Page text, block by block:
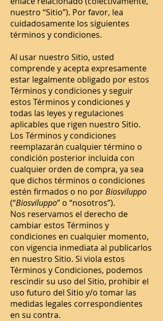
nuestro “Sitio”). Por favor, lea
cuidadosamente los siguientes
términos y condiciones.
Al usar nuestro Sitio, usted
comprende y acepta expresamente
estar legalmente obligado por estos
Términos y condiciones y seguir
estos Términos y condiciones y
todas las leyes y regulaciones
aplicables que rigen nuestro Sitio.
Los Términos y condiciones
reemplazarán cualquier término o
condición posterior incluida con
cualquier orden de compra, ya sea
que dichos términos o condiciones
estén firmados o no porBiosviluppo
(“Biosviluppo” o “nosotros”).
Nos reservamos el derecho de
cambiar estos Términos y
condiciones en cualquier momento,
con vigencia inmediata al publicarlos
en nuestro Sitio. Si viola estos
Términos y Condiciones, podemos
rescindir su uso del Sitio, prohibir el
uso futuro del Sitio y/o tomar las
medidas legales correspondientes
en su contra.